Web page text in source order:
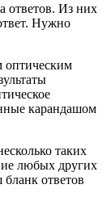
ответов. Из них
Нужно
оптическим
карандашом
таких
любых других
ответов